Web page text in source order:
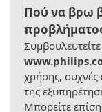
Πού να βρω
χρήσης, συχνές
της
Μπορείτε